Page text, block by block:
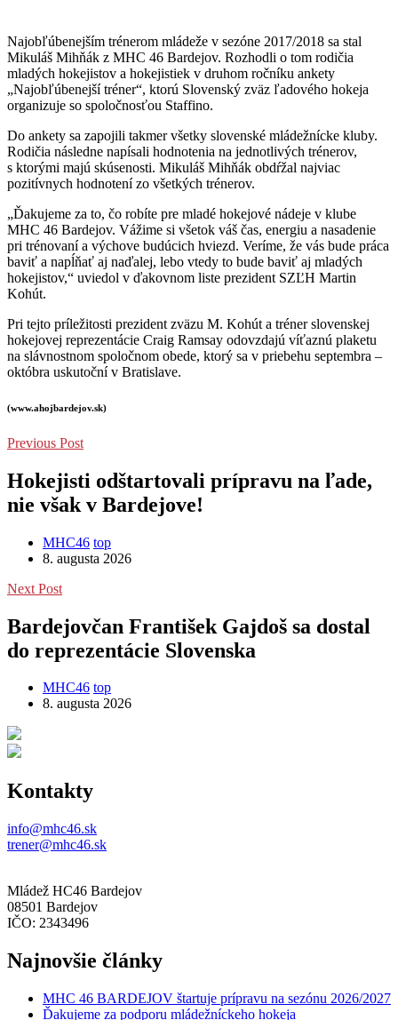
Najobľúbenejším trénerom mládeže v sezóne 2017/2018 sa stal
Mikuláš Mihňák z MHC 46 Bardejov. Rozhodli o tom rodičia
mladých hokejistov a hokejistiek v druhom ročníku ankety
„Najobľúbenejší tréner“, ktorú Slovenský zväz ľadového hokeja
organizuje so spoločnosťou Staffino.
Do ankety sa zapojili takmer všetky slovenské mládežnícke kluby.
Rodičia následne napísali hodnotenia na jednotlivých trénerov,
s ktorými majú skúsenosti. Mikuláš Mihňák obdŕžal najviac
pozitívnych hodnotení zo všetkých trénerov.
„Ďakujeme za to, čo robíte pre mladé hokejové nádeje v klube
MHC 46 Bardejov. Vážime si všetok váš čas, energiu a nasadenie
pri trénovaní a výchove budúcich hviezd. Veríme, že vás bude práca
baviť a napĺňať aj naďalej, lebo vtedy to bude baviť aj mladých
hokejistov,“ uviedol v ďakovnom liste prezident SZĽH Martin
Kohút.
Pri tejto príležitosti prezident zväzu M. Kohút a tréner slovenskej
hokejovej reprezentácie Craig Ramsay odovzdajú víťaznú plaketu
na slávnostnom spoločnom obede, ktorý sa v priebehu septembra –
októbra uskutoční v Bratislave.
(www.ahojbardejov.sk)
Previous Post
Hokejisti odštartovali prípravu na ľade,
nie však v Bardejove!
MHC46 top
8. augusta 2026
Next Post
Bardejovčan František Gajdoš sa dostal
do reprezentácie Slovenska
MHC46 top
8. augusta 2026
Kontakty
info@mhc46.sk
trener@mhc46.sk
Mládež HC46 Bardejov
08501 Bardejov
IČO: 2343496
Najnovšie články
MHC 46 BARDEJOV štartuje prípravu na sezónu 2026/2027
Ďakujeme za podporu mládežníckeho hokeja